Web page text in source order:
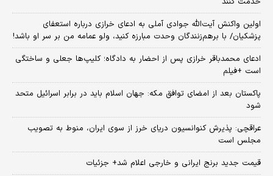
اولین واکنش آیت‌الله جوادی آملی به ادعای خرازی درباره استعفای
پزشکیان/ با برهم‌زنندگان وحدت مبارزه کنید، ولو عمامه من بر سر او باشد!
ادعای محمدباقر خرازی پس از احضار به دادگاه؛ کلیپ‌ها جعلی و ساختگی
است +فیلم
پاکستان بعد از امضای توافق مکه: جهان اسلام باید در برابر اسرائیل متحد
شود
عراقچی: پذیرش کنوانسیون دریای خرز از سوی ایران، منوط به تصویب
مجلس است
قیمت جدید برنج ایرانی و خارجی اعلام شد+ جزئیات